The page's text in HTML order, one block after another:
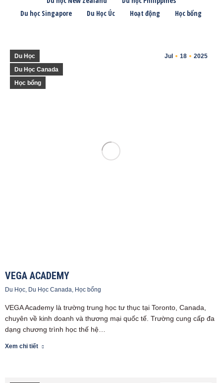
Du học Singapore
Du Học Úc Hoạt động Học bổng
Jul 18 2025
Du Học
Du Học Canada
Học bổng
VEGA ACADEMY
Du Học, Du Học Canada, Học bổng
VEGA Academy là trường trung học tư thục tại Toronto, Canada,
chuyên về kinh doanh và thương mại quốc tế. Trường cung cấp đa
dạng chương trình học thế hệ…
Xem chi tiết